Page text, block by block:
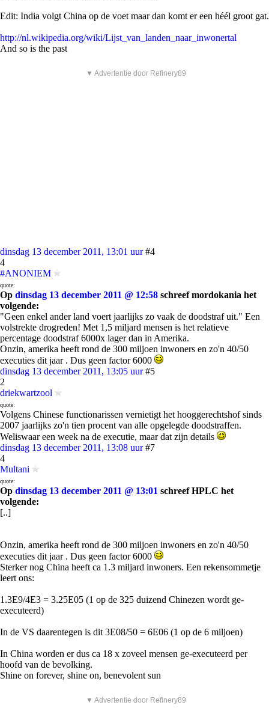
Edit: India volgt China op de voet maar dan komt er een héél groot gat.
http://nl.wikipedia.org/wiki/Lijst_van_landen_naar_inwonertal
And so is the past
▼ Advertentie door Refinery89
dinsdag 13 december 2011, 13:01 uur #4
4
#ANONIEM
quote:
Op dinsdag 13 december 2011 @ 12:58 schreef mordokania het
volgende:
"Geen enkel ander land voert jaarlijks zo vaak de doodstraf uit." Een
volstrekte drogreden! Met 1,5 miljard mensen is het relatieve
percentage doodstraf 6000x lager dan in Amerika.
Onzin, amerika heeft rond de 300 miljoen inwoners en zo'n 40/50
executies dit jaar . Dus geen factor 6000
dinsdag 13 december 2011, 13:05 uur #5
2
driekwartzool
quote:
Volgens Chinese functionarissen vernietigt het hooggerechtshof sinds
2007 jaarlijks zo'n tien procent van alle opgelegde doodstraffen.
Weliswaar een week na de executie, maar dat zijn details
dinsdag 13 december 2011, 13:08 uur #7
4
Multani
quote:
Op dinsdag 13 december 2011 @ 13:01 schreef HPLC het
volgende:
[..]
Onzin, amerika heeft rond de 300 miljoen inwoners en zo'n 40/50
executies dit jaar . Dus geen factor 6000
Sterker nog China heeft ca 1.3 miljard inwoners. Een rekensommetje
leert ons:
1.3E9/4E3 = 3.25E05 (1 op de 325 duizend Chinezen wordt ge-
executeerd)
In de VS daarentegen is dit 3E08/50 = 6E06 (1 op de 6 miljoen)
In China worden er dus ca 18 x zoveel mensen ge-executeerd per
hoofd van de bevolking.
Shine on forever, shine on, benevolent sun
▼ Advertentie door Refinery89